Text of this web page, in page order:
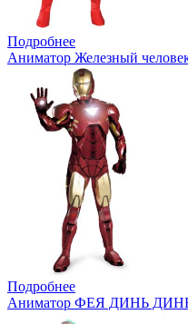
Подробнее
Аниматор Железный
Подробнее
Аниматор ФЕЯ ДИНЬ